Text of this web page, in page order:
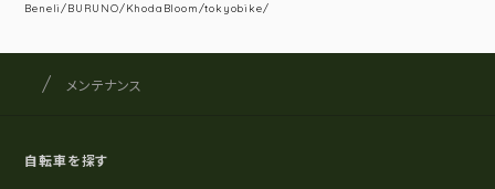
Beneli/BURUNO/KhodaBloom/tokyobike/
サイト内の現在地
サイクルショップナカゴヤ
メンテナンス
自転車を探す